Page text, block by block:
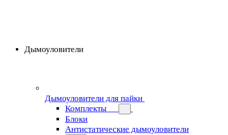
Дымоуловители
Дымоуловители для пайки
Комплекты
Блоки
Антистатические дымоуловители